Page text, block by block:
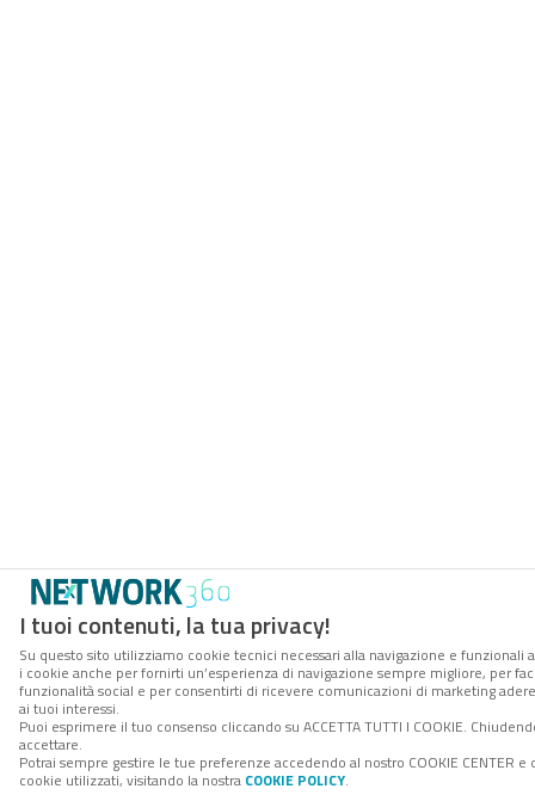
I tuoi contenuti, la tua privacy!
Su questo sito utilizziamo cookie tecnici necessari alla navigazione e funzionali
i cookie anche per fornirti un’esperienza di navigazione sempre migliore, per
funzionalità social e per consentirti di ricevere comunicazioni di marketing
ai tuoi interessi.
Puoi esprimere il tuo consenso cliccando su ACCETTA TUTTI I COOKIE.
accettare.
Potrai sempre gestire le tue preferenze accedendo al nostro COOKIE CENTER
cookie utilizzati, visitando la nostra COOKIE POLICY.